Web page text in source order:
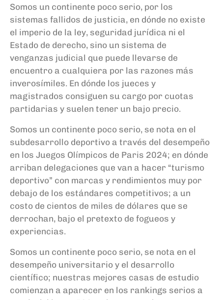
Somos un continente poco serio, por los
sistemas fallidos de justicia, en dónde no existe
el imperio de la ley, seguridad jurídica ni el
Estado de derecho, sino un sistema de
venganzas judicial que puede llevarse de
encuentro a cualquiera por las razones más
inverosímiles. En dónde los jueces y
magistrados consiguen su cargo por cuotas
partidarias y suelen tener un bajo precio.
Somos un continente poco serio, se nota en el
subdesarrollo deportivo a través del desempeño
en los Juegos Olímpicos de Paris 2024; en dónde
arriban delegaciones que van a hacer “turismo
deportivo” con marcas y rendimientos muy por
debajo de los estándares competitivos; a un
costo de cientos de miles de dólares que se
derrochan, bajo el pretexto de fogueos y
experiencias.
Somos un continente poco serio, se nota en el
desempeño universitario y el desarrollo
científico; nuestras mejores casas de estudio
comienzan a aparecer en los rankings serios a